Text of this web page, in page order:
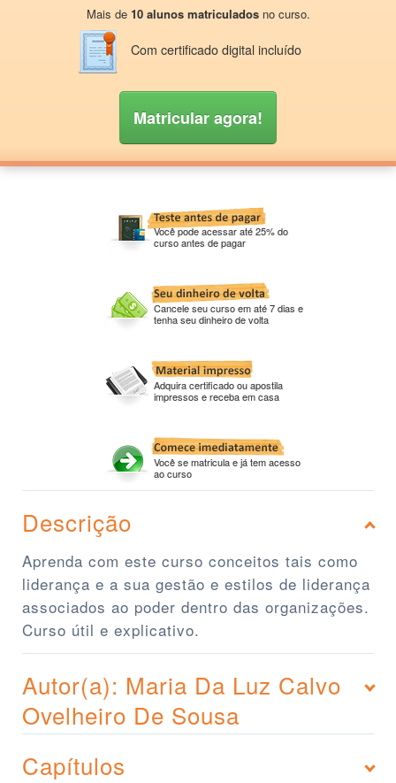
Mais de 10 alunos matriculadosno curso.
Com certificado digital incluído
Matricular agora!
Você pode acessar até 25% do
curso antes de pagar
Cancele seu curso em até 7 dias e
tenha seu dinheiro de volta
Adquira certificado ou apostila
impressos e receba em casa
Você se matricula e já tem acesso
ao curso
Descrição
Aprenda com este curso conceitos tais como
liderança e a sua gestão e estilos de liderança
associados ao poder dentro das organizações.
Curso útil e explicativo.
Autor(a): Maria Da Luz Calvo
Ovelheiro De Sousa
Capítulos